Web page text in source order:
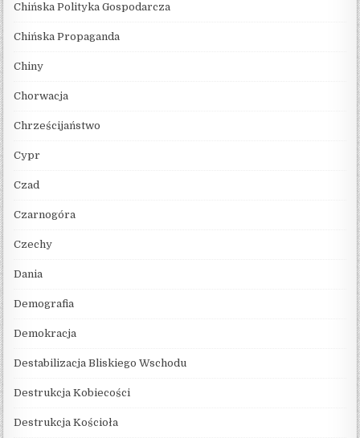
Chińska Polityka Gospodarcza
Chińska Propaganda
Chiny
Chorwacja
Chrześcijaństwo
Cypr
Czad
Czarnogóra
Czechy
Dania
Demografia
Demokracja
Destabilizacja Bliskiego Wschodu
Destrukcja Kobiecości
Destrukcja Kościoła